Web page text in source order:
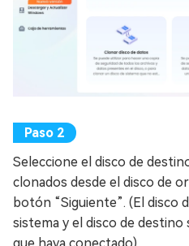
Seleccione el disco de
clonados desde el disco de
botón “Siguiente”. (El disco
sistema y el disco de
que haya conectado).